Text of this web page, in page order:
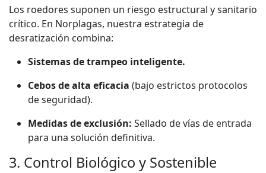
Los roedores suponen un riesgo estructural y sanitario
crítico. En Norplagas, nuestra estrategia de
desratización combina:
Sistemas de trampeo inteligente.
Cebos de alta eficacia (bajo estrictos protocolos
de seguridad).
Medidas de exclusión: Sellado de vías de entrada
para una solución definitiva.
3. Control Biológico y Sostenible